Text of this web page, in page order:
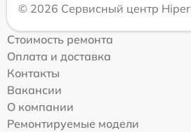
© 2026 Сервисный центр Hiper
Стоимость ремонта
Оплата и доставка
Контакты
Вакансии
О компании
Ремонтируемые модели